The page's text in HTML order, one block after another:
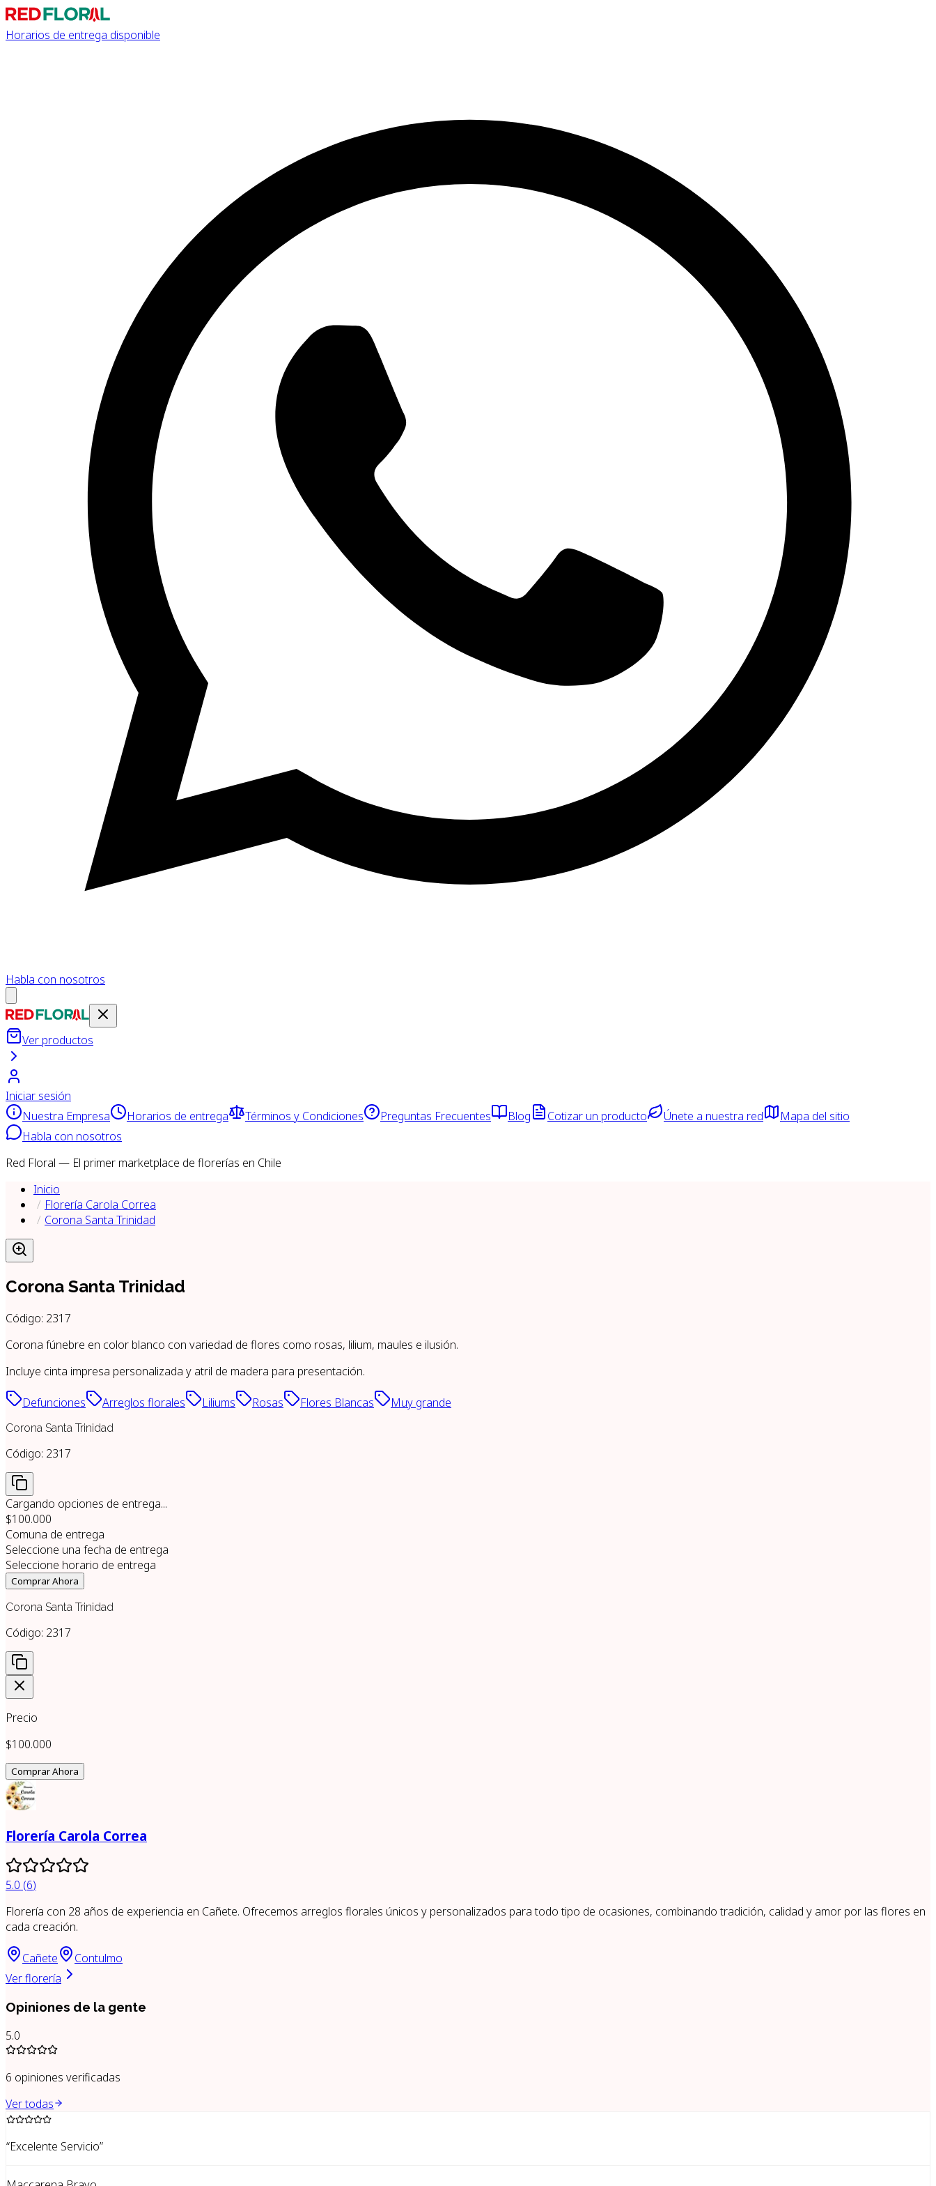
Horarios de entrega disponible
Habla con nosotros
Ver productos
Iniciar sesión
Nuestra Empresa
Horarios de entrega Términos y Condiciones Preguntas Frecuentes Blog Cotizar un producto Únete a nuestra red
Mapa del sitio
Habla con nosotros
Red Floral — El primer marketplace de florerías en Chile
Inicio
Florería Carola Correa
Corona Santa Trinidad
Corona Santa Trinidad
Código: 2317
Corona fúnebre en color blanco con variedad de flores como rosas, lilium, maules e ilusión.
Incluye cinta impresa personalizada y atril de madera para presentación.
Defunciones Arreglos florales Liliums Rosas Flores Blancas Muy grande
Corona Santa Trinidad
Código: 2317
Cargando opciones de entrega...
$100.000
Comuna de entrega
Seleccione una fecha de entrega
Seleccione horario de entrega
Comprar Ahora
Corona Santa Trinidad
Código: 2317
Precio
$100.000
Comprar Ahora
Florería Carola Correa
5.0 (6)
Florería con 28 años de experiencia en Cañete. Ofrecemos arreglos florales únicos y personalizados para todo tipo de ocasiones, combinando tradición, calidad y amor por las flores en
cada creación.
Cañete
Contulmo
Ver florería
Opiniones de la gente
5.0
6 opiniones verificadas
Ver todas
“Excelente Servicio”